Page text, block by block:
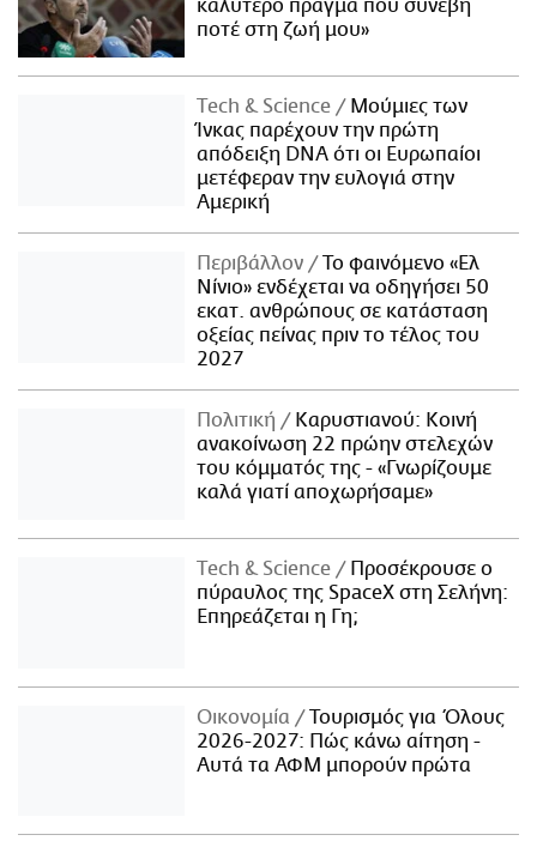
καλύτερο πράγμα που συνέβη
ποτέ στη ζωή μου»
Τech & Science
Μούμιες των
Ίνκας παρέχουν την πρώτη
απόδειξη DNA ότι οι Ευρωπαίοι
μετέφεραν την ευλογιά στην
Αμερική
Περιβάλλον
Το φαινόμενο «Ελ
Νίνιο» ενδέχεται να οδηγήσει 50
εκατ. ανθρώπους σε κατάσταση
οξείας πείνας πριν το τέλος του
2027
Πολιτική
Καρυστιανού: Κοινή
ανακοίνωση 22 πρώην στελεχών
του κόμματός της - «Γνωρίζουμε
καλά γιατί αποχωρήσαμε»
Τech & Science
Προσέκρουσε ο
πύραυλος της SpaceX στη Σελήνη:
Επηρεάζεται η Γη;
Οικονομία
Τουρισμός για Όλους
2026-2027: Πώς κάνω αίτηση -
Αυτά τα ΑΦΜ μπορούν πρώτα